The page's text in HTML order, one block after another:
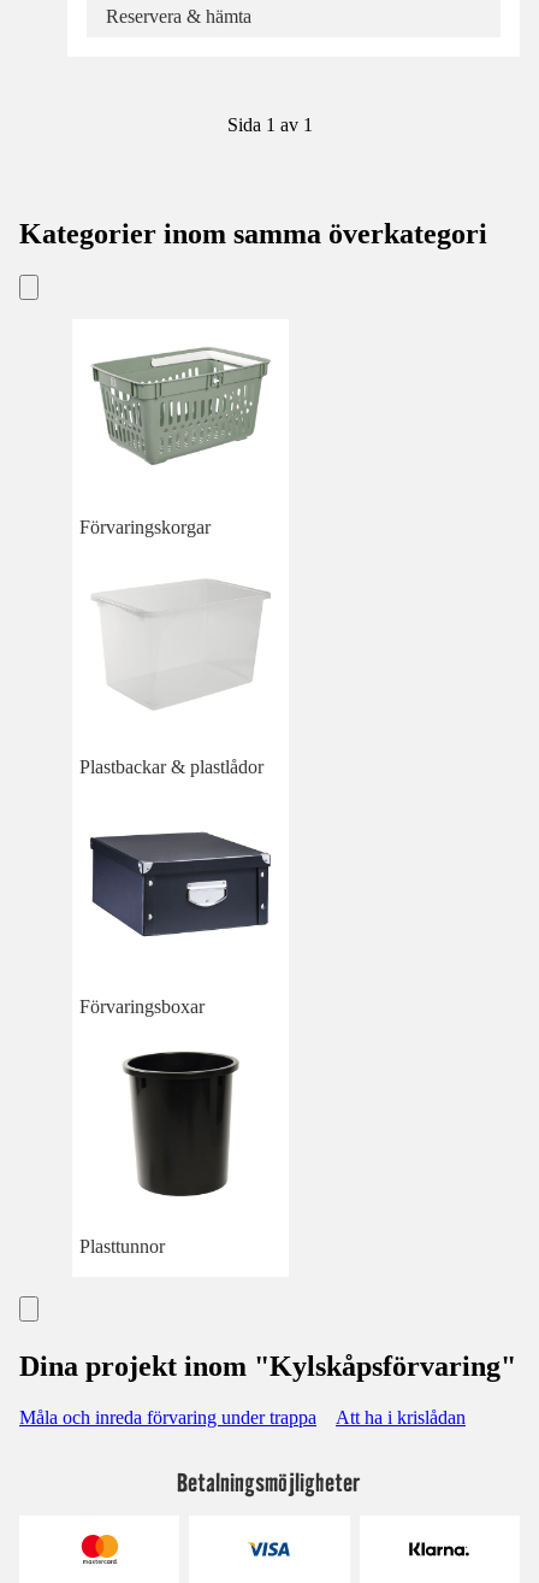
Reservera & hämta
Sida 1 av 1
Kategorier inom samma överkategori
Förvaringskorgar
Plastbackar & plastlådor
Förvaringsboxar
Plasttunnor
Dina projekt inom "Kylskåpsförvaring"
Måla och inreda förvaring under trappa Att ha i krislådan
Betalningsmöjligheter